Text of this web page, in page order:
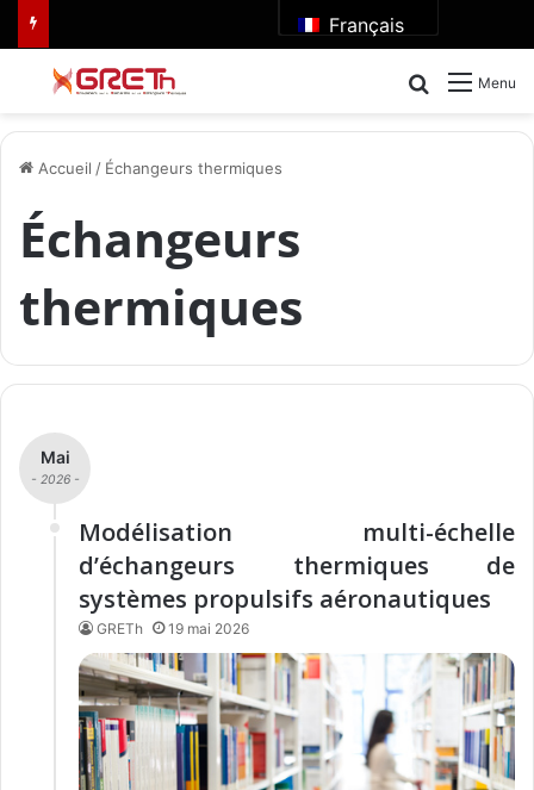
Français
Menu
Rechercher
Accueil / Échangeurs thermiques
Échangeurs
thermiques
Mai
- 2026 -
Modélisation multi-échelle
d’échangeurs thermiques de
systèmes propulsifs aéronautiques
GRETh 19 mai 2026